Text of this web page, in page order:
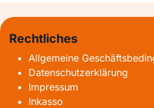
Rechtliches
Allgemeine
Datenschutzerklärung
Impressum
Inkasso